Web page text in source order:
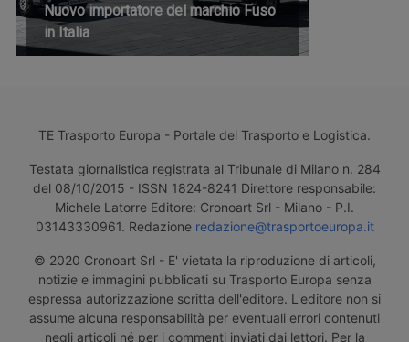
Nuovo importatore del marchio Fuso
in Italia
TE Trasporto Europa - Portale del Trasporto e Logistica.
Testata giornalistica registrata al Tribunale di Milano n. 284
del 08/10/2015 - ISSN 1824-8241 Direttore responsabile:
Michele Latorre Editore: Cronoart Srl - Milano - P.I.
03143330961. Redazione redazione@trasportoeuropa.it
© 2020 Cronoart Srl - E' vietata la riproduzione di articoli,
notizie e immagini pubblicati su Trasporto Europa senza
espressa autorizzazione scritta dell'editore. L'editore non si
assume alcuna responsabilità per eventuali errori contenuti
negli articoli né per i commenti inviati dai lettori. Per la